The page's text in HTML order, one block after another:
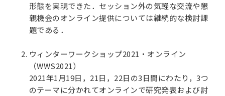
形態を実現できた．セッション外の気軽な交流や懇
親機会のオンライン提供については継続的な検討課
題である．
ウィンターワークショップ2021・オンライン
（WWS2021）
2021年1月19日，21日，22日の3日間にわたり，3つ
のテーマに分かれてオンラインで研究発表および討